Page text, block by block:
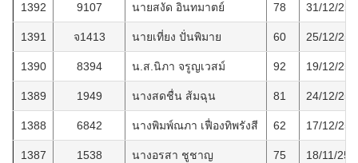
1392 9107 นายสงัด อินทมาตย์ 78 31/12/
1391 จ1413 นายเที่ยง ปั่นพิมาย 60 25/12/
1390 8394 น.ส.นิภา จรูญเวสม์ 92 19/12/
1389 1949 นางสดชื่น ส้มฉุน 81 24/12/
1388 6842 นางพิมพ์ณภา เฟื่องทิพรังสี 62 17/12/
1387 1538 นางอรสา ชูชาญ 75 18/11/